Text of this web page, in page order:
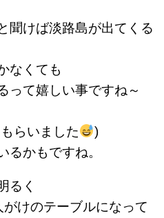
聞けば淡路島が出てくる
なくても
って嬉しい事ですね～
らいました
)
るかもですね。
るく
けのテーブルになって